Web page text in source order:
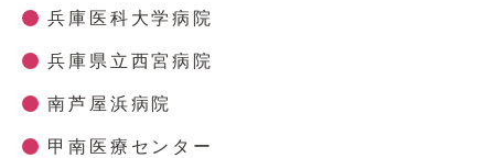
兵庫医科大学病院
兵庫県立西宮病院
南芦屋浜病院
甲南医療センター